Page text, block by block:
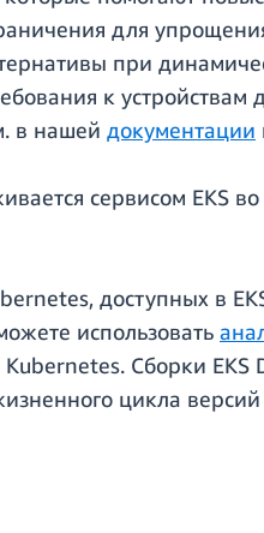
для
при
к
в нашей документации
сервисом EKS
доступных в
использовать
Сборки
цикла версий